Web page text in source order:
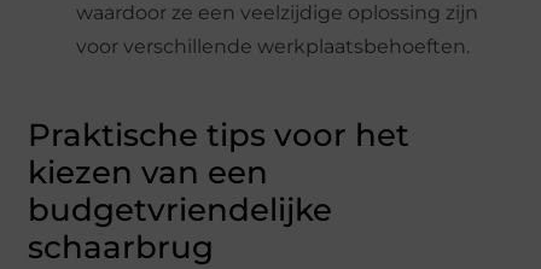
waardoor ze een veelzijdige oplossing zijn
voor verschillende werkplaatsbehoeften.
Praktische tips voor het
kiezen van een
budgetvriendelijke
schaarbrug